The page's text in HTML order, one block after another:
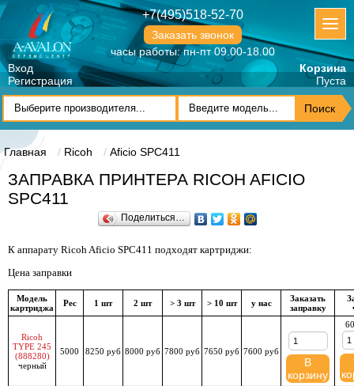
+7(495)518-52-70
Заказать звонок
часы работы: пн-пт 09.00-18.00
Вход
Регистрация
Корзина
Пуста
Главная Ricoh Aficio SPC411
ЗАПРАВКА ПРИНТЕРА RICOH AFICIO
SPC411
Поделиться…
К аппарату Ricoh Aficio SPC411 подходят картриджи:
Цена заправки
Модель
картриджа
Рес 1 шт 2 шт > 3 шт > 10 шт у нас
Заказать
заправку
Ricoh
TYPE 245
(888280)
черный
5000 8250 руб 8000 руб 7800 руб 7650 руб 7600 руб
В
корзину